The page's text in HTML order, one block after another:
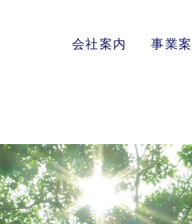
会社案内 事業